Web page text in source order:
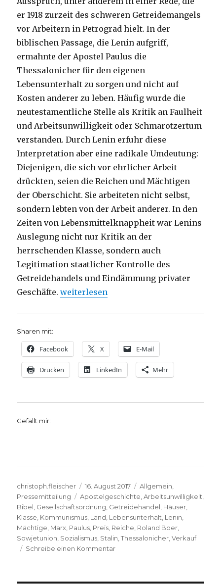
er 1918 zurzeit des schweren Getreidemangels
vor Arbeitern in Petrograd hielt. In der
biblischen Passage, die Lenin aufgriff,
ermahnte der Apostel Paulus die
Thessalonicher für den eigenen
Lebensunterhalt zu sorgen und nicht auf
Kosten anderer zu leben. Häufig wurde die
neutestamentliche Stelle als Kritik an Faulheit
und Arbeitsunwilligkeit oder Schmarotzertum
verstanden. Durch Lenin erfuhr diese
Interpretation aber eine radikale Umdeutung:
Diejenigen, die sich vor ehrlicher Arbeit
drückten, seien die Reichen und Mächtigen
der Oberschicht. Sie arbeiteten nicht selbst,
sondern lebten von der Arbeit anderer. In den
Zeiten von Lebensmittelknappheit war Lenins
Auslegung nicht nur Kritik an der
herrschenden Klasse, sondern auch
Legitimation staatlicher Kontrolle des
Getreidehandels und Eindämmung privater
Geschäfte.„Stalin und Lenin mit der Bibel –
weiterlesen
Sharen mit:
Facebook X E-Mail
Drucken LinkedIn Mehr
Gefällt mir:
Autor
christoph.fleischer
Veröffentlicht
am
16. August 2017 Kategorien
Allgemein
Pressemitteilung
Schlagwörter
Apostelgeschichte ,Arbeitsunwilligkeit
Bibel Gesellschaftsordnung Getreidehandel Häuser
Klasse Kommunismus Land Lebensunterhalt Lenin
Mächtige Marx Paulus Preis Reiche Roland Boer
Sowjetunion Sozialismus Stalin ,Thessalonicher ,Verkauf
Schreibe einen Kommentarzu